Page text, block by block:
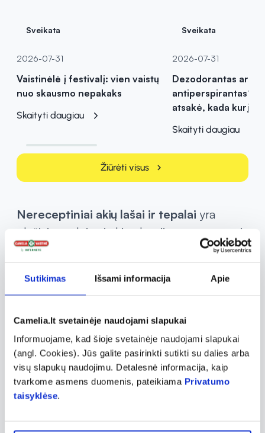
Sutikimas Išsami informacija Apie
Camelia.lt svetainėje naudojami slapukai
Informuojame, kad šioje svetainėje naudojami slapukai
(angl. Cookies). Jūs galite pasirinkti sutikti su dalies arba
visų slapukų naudojimu. Detalesnė informacija, kaip
tvarkome asmens duomenis, pateikiama Privatumo
taisyklėse.
Sveikata
2026-07-31
Vaistinėlė į festivalį: vien vaistų
nuo skausmo nepakaks
Skaityti daugiau
Sveikata
2026-07-31
Dezodorantas ar
antiperspirantas?
atsakė, kada kurį
Skaityti daugiau
Žiūrėti visus chevron_right
Nereceptiniai akių lašai ir tepalai yra
plačiai naudojami akių alergijoms, sausumui,
sudirgimui ar kitiems simptomams gydyti. Jie
kaip akių niežėjimas, paraudimas, ašarojimas
akių lašai gali padėti
efektyviai malšinti alergijos simptomus,
ypač akių niežėjimą ir perštėjimą. Tinka
sezoninių ar nuolatinių alergijų atveju.
drėkinimui, naudojami esant smulkiems